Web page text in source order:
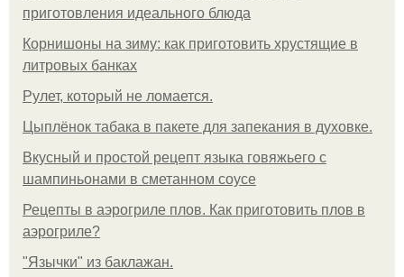
приготовления идеального блюда
Корнишоны на зиму: как приготовить хрустящие в
литровых банках
Рулет, который не ломается.
Цыплёнок табака в пакете для запекания в духовке.
Вкусный и простой рецепт языка говяжьего с
шампиньонами в сметанном соусе
Рецепты в аэрогриле плов. Как приготовить плов в
аэрогриле?
"Язычки" из баклажан.